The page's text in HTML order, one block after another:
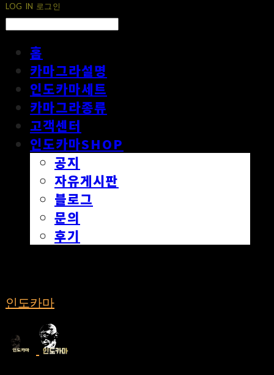
LOG IN 로그인
홈
카마그라설명
인도카마세트
카마그라종류
고객센터
인도카마SHOP
공지
자유게시판
블로그
문의
후기
인도카마